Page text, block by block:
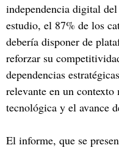
independencia digital
estudio, el 87% de los
debería disponer de
reforzar su
dependencias
relevante en un
tecnológica y el avance
El informe, que se